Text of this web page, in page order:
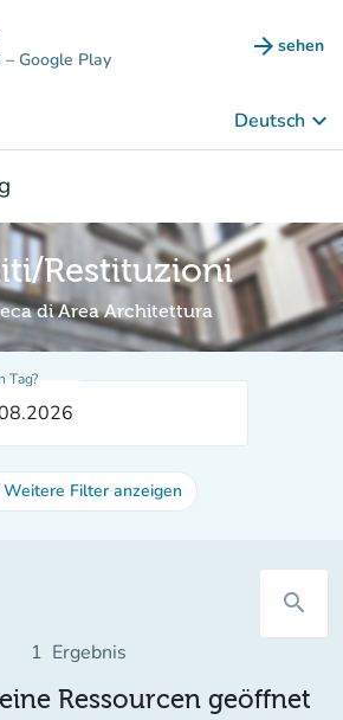
– Google Play arrow_forward sehen
(new
Deutsch keyboard_arrow_down
Restituzioni
di Area Architettura
Tag?
Weitere Filter anzeigen
search
1 Ergebnis
Ressourcen geöffnet